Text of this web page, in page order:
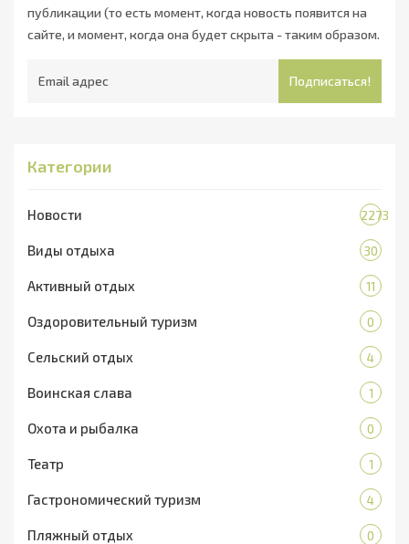
публикации (то есть момент, когда новость появится на
сайте, и момент, когда она будет скрыта - таким образом.
Подписаться!
Категории
Новости 2273
Виды отдыха 30
Активный отдых 11
Оздоровительный туризм 0
Сельский отдых 4
Воинская слава 1
Охота и рыбалка 0
Театр 1
Гастрономический туризм 4
Пляжный отдых 0